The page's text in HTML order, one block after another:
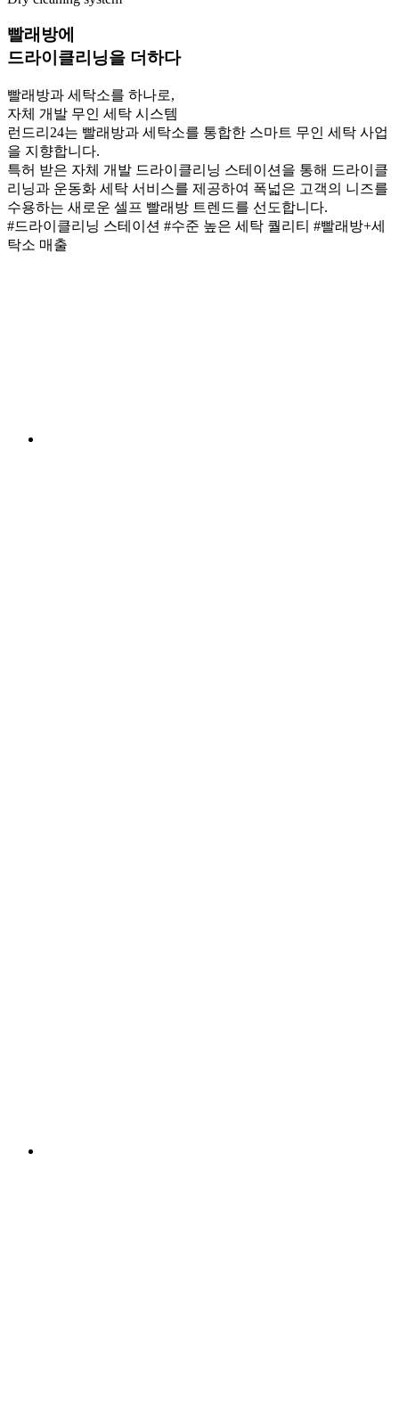
빨래방에
드라이클리닝을 더하다
빨래방과 세탁소를 하나로,
자체 개발 무인 세탁 시스템
런드리24는 빨래방과 세탁소를 통합한 스마트 무인 세탁 사업
을 지향합니다.
특허 받은 자체 개발 드라이클리닝 스테이션을 통해 드라이클
리닝과 운동화 세탁 서비스를 제공하여 폭넓은 고객의 니즈를
수용하는 새로운 셀프 빨래방 트렌드를 선도합니다.
#드라이클리닝 스테이션 #수준 높은 세탁 퀄리티 #빨래방+세
탁소 매출